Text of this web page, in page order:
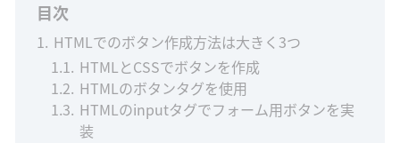
目次
1 HTMLでのボタン作成方法は大きく3つ
1.1 HTMLとCSSでボタンを作成
1.2 HTMLのボタンタグを使用
1.3 HTMLのinputタグでフォーム用ボタンを実
装